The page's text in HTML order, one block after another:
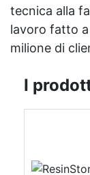
tecnica alla
lavoro fatto a
milione di
I